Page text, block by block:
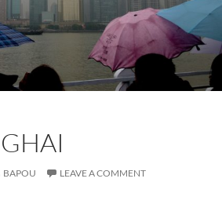
BAPOU LEAVE A COMMENT